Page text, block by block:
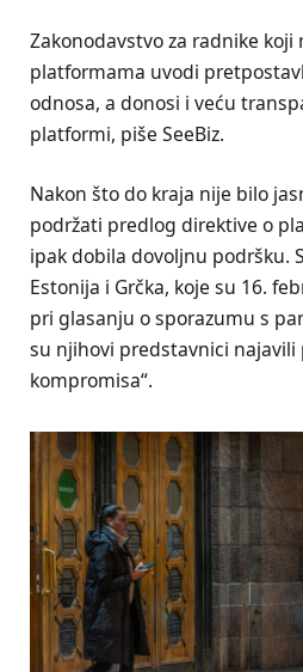
Zakonodavstvo za radnike koji
platformama uvodi
odnosa, a donosi i veću
platformi, piše SeeBiz.
Nakon što do kraja nije bilo
podržati predlog direktive o
ipak dobila dovoljnu podršku.
Estonija i Grčka, koje su 16.
pri glasanju o sporazumu s
su njihovi predstavnici najavili
kompromisa“.